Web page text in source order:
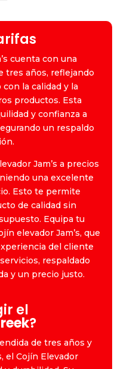
cuenta con una
tres años, reflejando
la calidad y la
productos. Esta
y confianza a
un respaldo
Jam’s a precios
una excelente
Esto te permite
de calidad sin
Equipa tu
elevador Jam’s, que
del cliente
respaldado
y un precio justo.
el
?
de tres años y
el Cojín Elevador